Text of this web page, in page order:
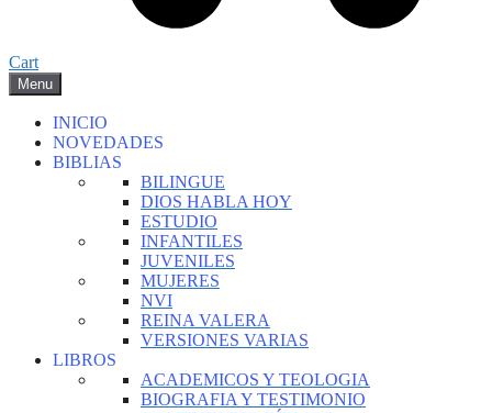
Cart
Menu
INICIO
NOVEDADES
BIBLIAS
BILINGUE
DIOS HABLA HOY
ESTUDIO
INFANTILES
JUVENILES
MUJERES
NVI
REINA VALERA
VERSIONES VARIAS
LIBROS
ACADEMICOS Y TEOLOGIA
BIOGRAFIA Y TESTIMONIO